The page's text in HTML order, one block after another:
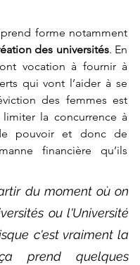
forme notamment
des universités. En
vocation à fournir à
qui vont l’aider à se
des femmes est
la concurrence à
pouvoir et donc de
financière qu’ils
du moment où on
ou l'Université
c'est vraiment la
prend quelques